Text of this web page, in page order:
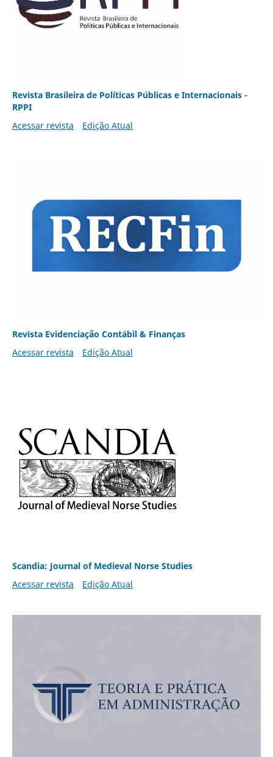
Revista Brasileira de Políticas Públicas e Internacionais -
RPPI
Acessar revista
Edição Atual
Revista Evidenciação Contábil & Finanças
Acessar revista
Edição Atual
Scandia: Journal of Medieval Norse Studies
Acessar revista
Edição Atual